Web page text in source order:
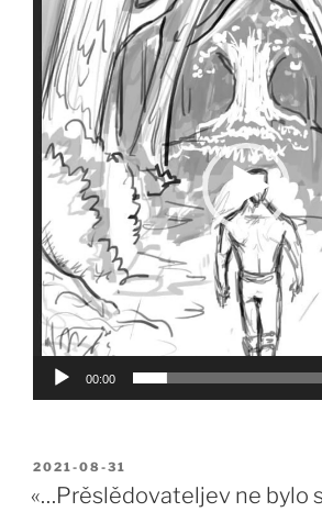
Player
00:00
POSTED
2021-08-31
«…Prěslědovateljev ne bylo